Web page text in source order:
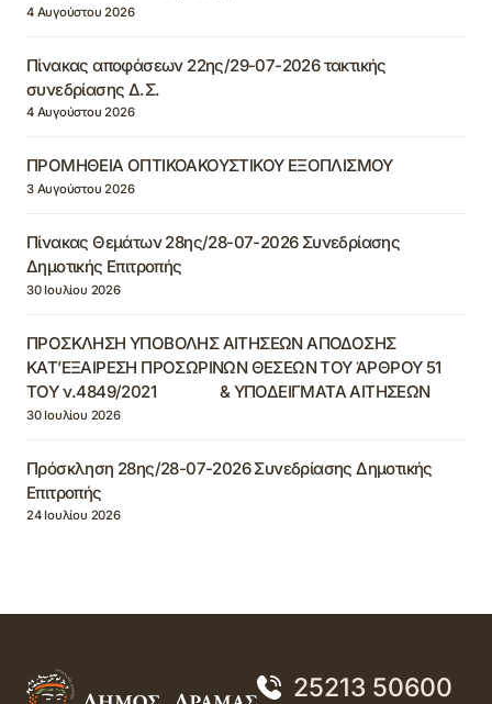
4 Αυγούστου 2026
Πίνακας αποφάσεων 22ης/29-07-2026 τακτικής
συνεδρίασης Δ.Σ.
4 Αυγούστου 2026
ΠΡΟΜΗΘΕΙΑ ΟΠΤΙΚΟΑΚΟΥΣΤΙΚΟΥ ΕΞΟΠΛΙΣΜΟΥ
3 Αυγούστου 2026
Πίνακας Θεμάτων 28ης/28-07-2026 Συνεδρίασης
Δημοτικής Επιτροπής
30 Ιουλίου 2026
ΠΡΟΣΚΛΗΣΗ ΥΠΟΒΟΛΗΣ ΑΙΤΗΣΕΩΝ ΑΠΟΔΟΣΗΣ
ΚΑΤ’ΕΞΑΙΡΕΣΗ ΠΡΟΣΩΡΙΝΩΝ ΘΕΣΕΩΝ ΤΟΥ ΆΡΘΡΟΥ 51
ΤΟΥ ν.4849/2021 & ΥΠΟΔΕΙΓΜΑΤΑ ΑΙΤΗΣΕΩΝ
30 Ιουλίου 2026
Πρόσκληση 28ης/28-07-2026 Συνεδρίασης Δημοτικής
Επιτροπής
24 Ιουλίου 2026
25213 50600